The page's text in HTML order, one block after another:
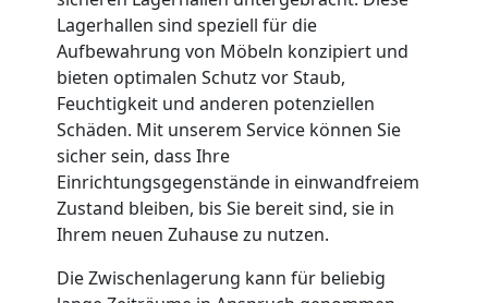
Lagerhallen sind speziell für die
Aufbewahrung von Möbeln konzipiert und
bieten optimalen Schutz vor Staub,
Feuchtigkeit und anderen potenziellen
Schäden. Mit unserem Service können Sie
sicher sein, dass Ihre
Einrichtungsgegenstände in einwandfreiem
Zustand bleiben, bis Sie bereit sind, sie in
Ihrem neuen Zuhause zu nutzen.
Die Zwischenlagerung kann für beliebig
Wiener
Neustadt
Qualitäts-
Umzüge